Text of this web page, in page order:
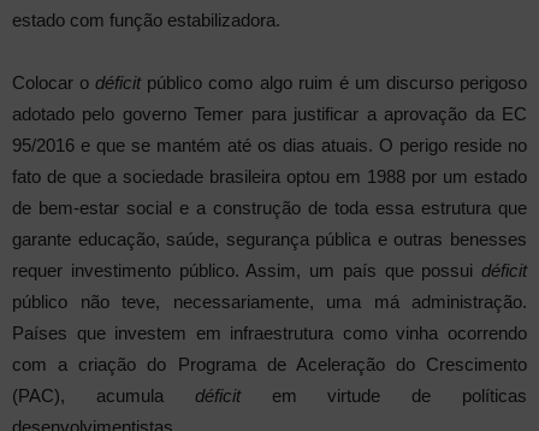
estado com função estabilizadora.
Colocar odéficitpúblico como algo ruim é um discurso perigoso
adotado pelo governo Temer para justificar a aprovação da EC
95/2016 e que se mantém até os dias atuais. O perigo reside no
fato de que a sociedade brasileira optou em 1988 por um estado
de bem-estar social e a construção de toda essa estrutura que
garante educação, saúde, segurança pública e outras benesses
requer investimento público. Assim, um país que possui déficit
público não teve, necessariamente, uma má administração.
Países que investem em infraestrutura como vinha ocorrendo
com a criação do Programa de Aceleração do Crescimento
(PAC), acumula déficit em virtude de políticas
desenvolvimentistas.